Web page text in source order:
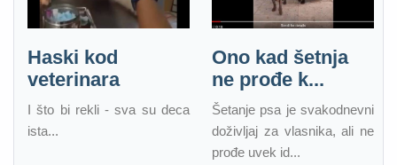
Haski kod
veterinara
I što bi rekli - sva su deca
ista...
Ono kad šetnja
ne prođe k...
Šetanje psa je svakodnevni
doživljaj za vlasnika, ali ne
prođe uvek id...